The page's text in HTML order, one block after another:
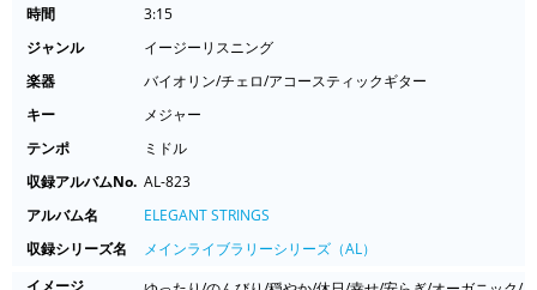
時間
3:15
ジャンル
イージーリスニング
楽器
バイオリン/チェロ/アコースティックギター
キー
メジャー
テンポ
ミドル
収録アルバムNo. AL-823
アルバム名
ELEGANT STRINGS
収録シリーズ名
メインライブラリーシリーズ（AL）